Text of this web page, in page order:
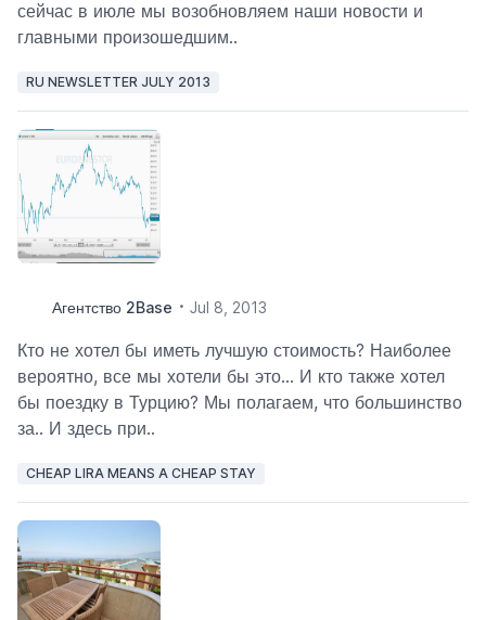
сейчас в июле мы возобновляем наши новости и
главными произошедшим..
RU NEWSLETTER JULY 2013
Агентство 2Base Jul 8, 2013
Кто не хотел бы иметь лучшую стоимость? Наиболее
вероятно, все мы хотели бы это... И кто также хотел
бы поездку в Турцию? Мы полагаем, что большинство
за.. И здесь при..
CHEAP LIRA MEANS A CHEAP STAY